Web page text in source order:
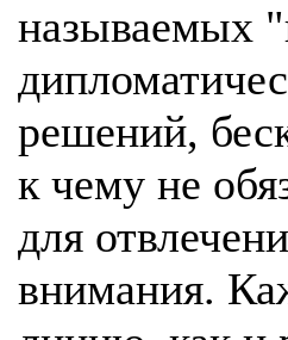
называемых
решений,
к чему не
для
внимания.